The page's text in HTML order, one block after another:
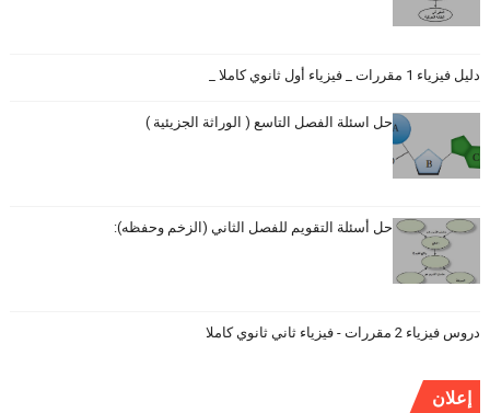
دليل فيزياء 1 مقررات _ فيزياء أول ثانوي كاملا _
حل اسئلة الفصل التاسع ( الوراثة الجزيئية )
حل أسئلة التقويم للفصل الثاني (الزخم وحفظه):
دروس فيزياء 2 مقررات - فيزياء ثاني ثانوي كاملا
إعلان